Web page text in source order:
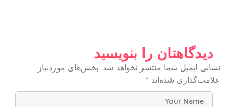
دیدگاهتان را بنویسید
نشانی ایمیل شما منتشر نخواهد شد.
بخش‌های موردنیاز
علامت‌گذاری شده‌اند *